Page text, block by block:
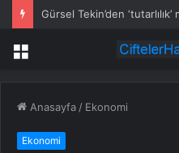
Menü
Anasayfa / Ekonomi
Ekonomi